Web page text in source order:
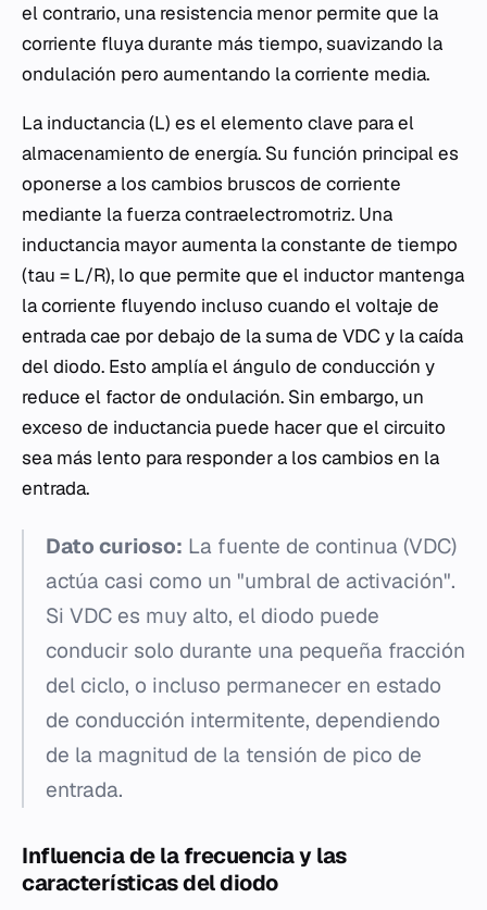
el contrario, una resistencia menor permite que la
corriente fluya durante más tiempo, suavizando la
ondulación pero aumentando la corriente media.
La inductancia (L) es el elemento clave para el
almacenamiento de energía. Su función principal es
oponerse a los cambios bruscos de corriente
mediante la fuerza contraelectromotriz. Una
inductancia mayor aumenta la constante de tiempo
(tau = L/R), lo que permite que el inductor mantenga
la corriente fluyendo incluso cuando el voltaje de
entrada cae por debajo de la suma de VDC y la caída
del diodo. Esto amplía el ángulo de conducción y
reduce el factor de ondulación. Sin embargo, un
exceso de inductancia puede hacer que el circuito
sea más lento para responder a los cambios en la
entrada.
Dato curioso: La fuente de continua (VDC)
actúa casi como un "umbral de activación".
Si VDC es muy alto, el diodo puede
conducir solo durante una pequeña fracción
del ciclo, o incluso permanecer en estado
de conducción intermitente, dependiendo
de la magnitud de la tensión de pico de
entrada.
Influencia de la frecuencia y las
características del diodo